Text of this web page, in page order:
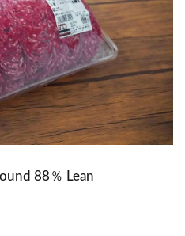
88％ Lean